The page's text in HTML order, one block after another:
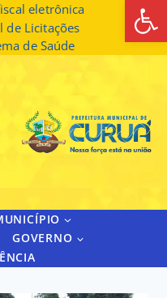
eletrônica
de Licitações
de Saúde
GOVERNO